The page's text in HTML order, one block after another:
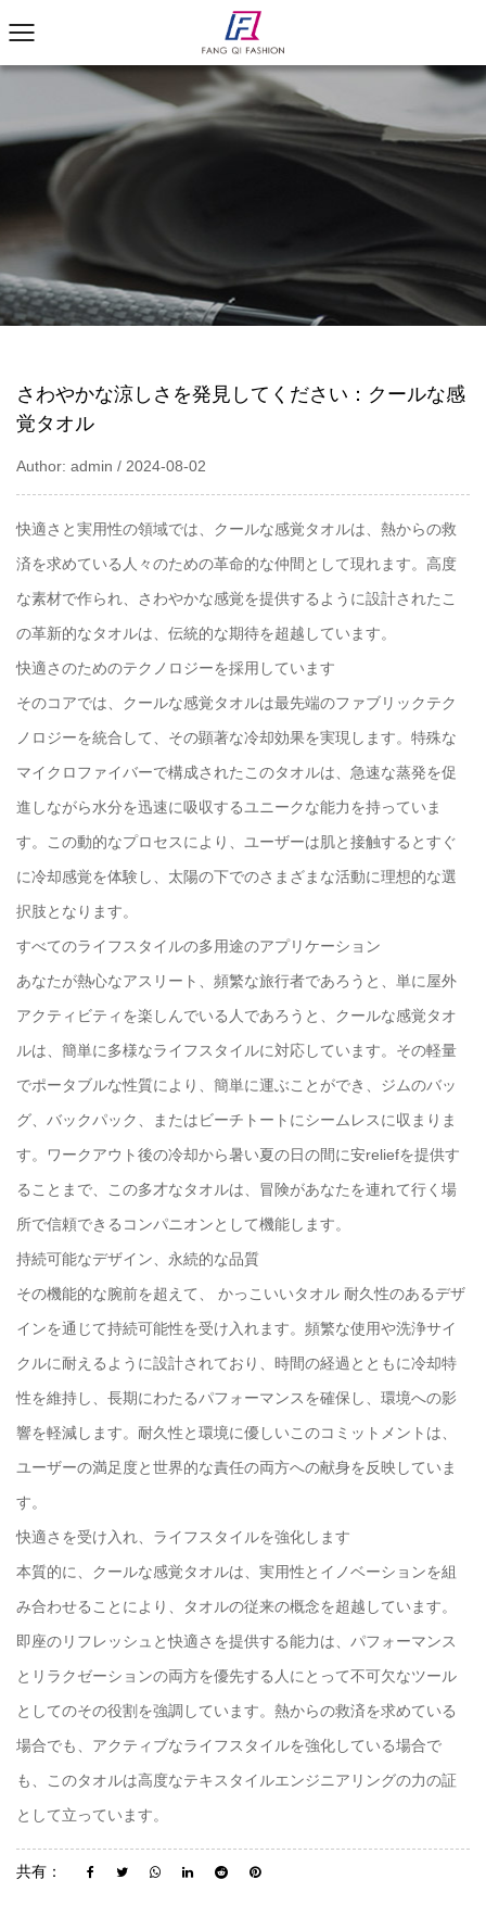
さわやかな涼しさを発見してください：クールな感
覚タオル
Author: admin / 2024-08-02
快適さと実用性の領域では、クールな感覚タオルは、熱からの救
済を求めている人々のための革命的な仲間として現れます。高度
な素材で作られ、さわやかな感覚を提供するように設計されたこ
の革新的なタオルは、伝統的な期待を超越しています。
快適さのためのテクノロジーを採用しています
そのコアでは、クールな感覚タオルは最先端のファブリックテク
ノロジーを統合して、その顕著な冷却効果を実現します。特殊な
マイクロファイバーで構成されたこのタオルは、急速な蒸発を促
進しながら水分を迅速に吸収するユニークな能力を持っていま
す。この動的なプロセスにより、ユーザーは肌と接触するとすぐ
に冷却感覚を体験し、太陽の下でのさまざまな活動に理想的な選
択肢となります。
すべてのライフスタイルの多用途のアプリケーション
あなたが熱心なアスリート、頻繁な旅行者であろうと、単に屋外
アクティビティを楽しんでいる人であろうと、クールな感覚タオ
ルは、簡単に多様なライフスタイルに対応しています。その軽量
でポータブルな性質により、簡単に運ぶことができ、ジムのバッ
グ、バックパック、またはビーチトートにシームレスに収まりま
す。ワークアウト後の冷却から暑い夏の日の間に安reliefを提供す
ることまで、この多才なタオルは、冒険があなたを連れて行く場
所で信頼できるコンパニオンとして機能します。
持続可能なデザイン、永続的な品質
その機能的な腕前を超えて、 かっこいいタオル 耐久性のあるデザ
インを通じて持続可能性を受け入れます。頻繁な使用や洗浄サイ
クルに耐えるように設計されており、時間の経過とともに冷却特
性を維持し、長期にわたるパフォーマンスを確保し、環境への影
響を軽減します。耐久性と環境に優しいこのコミットメントは、
ユーザーの満足度と世界的な責任の両方への献身を反映していま
す。
快適さを受け入れ、ライフスタイルを強化します
本質的に、クールな感覚タオルは、実用性とイノベーションを組
み合わせることにより、タオルの従来の概念を超越しています。
即座のリフレッシュと快適さを提供する能力は、パフォーマンス
とリラクゼーションの両方を優先する人にとって不可欠なツール
としてのその役割を強調しています。熱からの救済を求めている
場合でも、アクティブなライフスタイルを強化している場合で
も、このタオルは高度なテキスタイルエンジニアリングの力の証
として立っています。
共有：